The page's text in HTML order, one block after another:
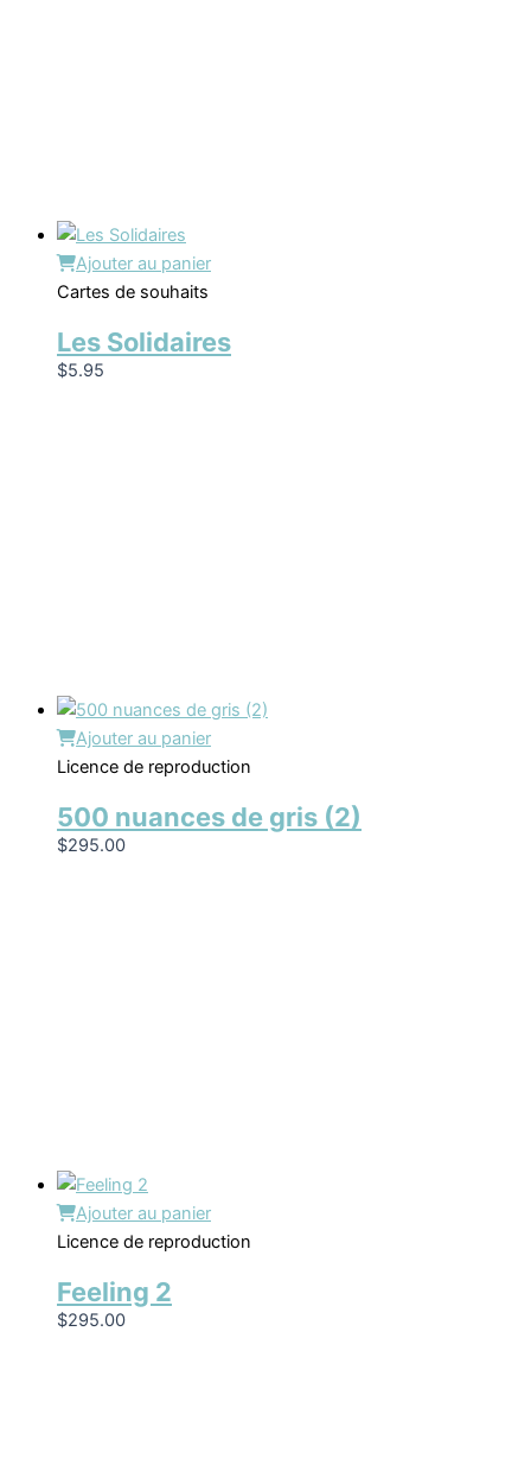
Ajouter au panier
Cartes de souhaits
Les Solidaires
$5.95
Ajouter au panier
Licence de reproduction
500 nuances de gris (2)
$295.00
Ajouter au panier
Licence de reproduction
Feeling 2
$295.00